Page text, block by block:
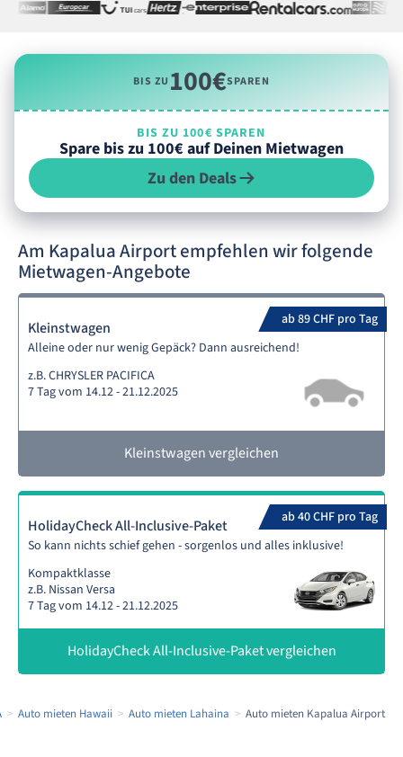
BIS ZU100€SPAREN
BIS ZU 100€ SPAREN
Spare bis zu 100€ auf Deinen Mietwagen
Zu den Deals
Am Kapalua Airport empfehlen wir folgende
Mietwagen-Angebote
ab 89 CHF pro Tag
Kleinstwagen
Alleine oder nur wenig Gepäck? Dann ausreichend!
z.B. CHRYSLER PACIFICA
7 Tag vom 14.12 - 21.12.2025
Kleinstwagen vergleichen
ab 40 CHF pro Tag
HolidayCheck All-Inclusive-Paket
So kann nichts schief gehen - sorgenlos und alles inklusive!
Kompaktklasse
z.B. Nissan Versa
7 Tag vom 14.12 - 21.12.2025
HolidayCheck All-Inclusive-Paket vergleichen
Auto mieten Hawaii Auto mieten Lahaina Auto mieten Kapalua Airport